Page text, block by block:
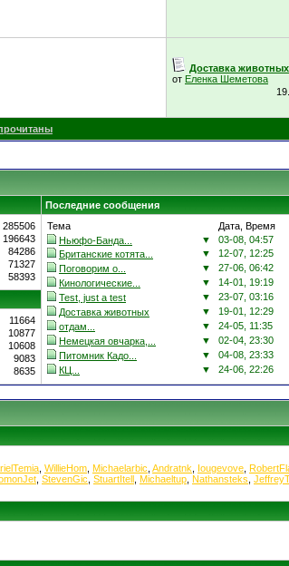
Доставка животных
от Еленка Шеметова
Последние сообщения
285506
196643
84286
71327
58393
Тема Дата, Время
Ньюфо-Банда...
▼ 03-08, 04:57
Британские котята...
▼ 12-07, 12:25
Поговорим о...
▼ 27-06, 06:42
Кинологические...
▼ 14-01, 19:19
Test, just a test
▼ 23-07, 03:16
Доставка животных
▼ 19-01, 12:29
отдам...
▼ 24-05, 11:35
Немецкая овчарка,...
▼ 02-04, 23:30
Питомник Кадо...
▼ 04-08, 23:33
КЦ...
▼ 24-06, 22:26
11664
10877
10608
9083
8635
WillieHom Michaelarbic Andratnk Iougevove
StevenGic StuartItell Michaeltup Nathansteks